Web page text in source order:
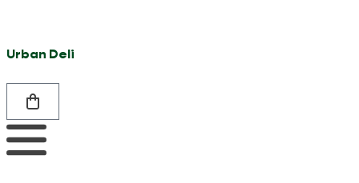
Urban Deli